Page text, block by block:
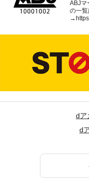
ABJマ
の一
→
dア
d